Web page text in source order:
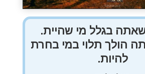
בגלל מי שהיית.
הולך תלוי במי בחרת
להיות.